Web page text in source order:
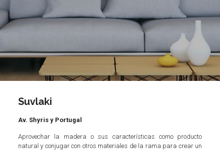
Suvlaki
Av. Shyris y Portugal
Aprovechar la madera o sus características como producto
natural y conjugar con otros materiales de la rama para crear un